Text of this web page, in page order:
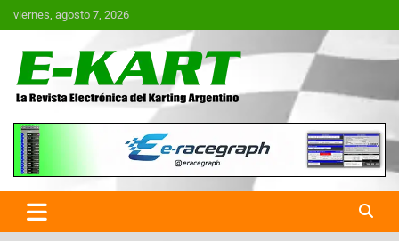
Saltar
al
viernes, agosto 7, 2026
E-Kart.com.ar | La Revista
Electrónica del Karting en
Argentina